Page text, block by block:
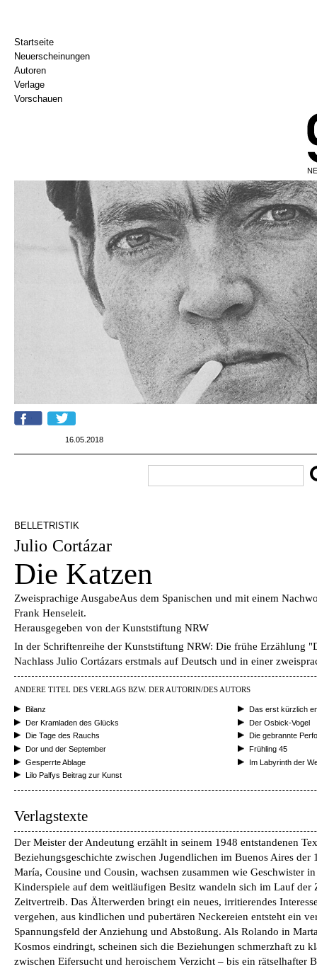
Startseite
Neuerscheinungen
Autoren
Verlage
Vorschauen
16.05.2018
BELLETRISTIK
Julio Cortázar
Die Katzen
Zweisprachige AusgabeAus dem Spanischen und mit einem
Frank Henseleit.
Herausgegeben von der Kunststiftung NRW
In der Schriftenreihe der Kunststiftung NRW: Die frühe Erzählung
Nachlass Julio Cortázars erstmals auf Deutsch und in einer
ANDERE TITEL DES VERLAGS BZW. DER AUTORIN/DES AUTORS
Bilanz
Das erst kürzlich
Der Kramladen des Glücks
Der Osbick-Vogel
Die Tage des Rauchs
Die gebrannte
Dor und der September
Frühling 45
Gesperrte Ablage
Im Labyrinth der
Lilo Palfys Beitrag zur Kunst
Verlagstexte
Der Meister der Andeutung erzählt in seinem 1948 entstandenen
Beziehungsgeschichte zwischen Jugendlichen im Buenos Aires der
María, Cousine und Cousin, wachsen zusammen wie Geschwister
Kinderspiele auf dem weitläufigen Besitz wandeln sich im Lauf der
Zeitvertreib. Das Älterwerden bringt ein neues, irritierendes
vergehen, aus kindlichen und pubertären Neckereien entsteht ein
Spannungsfeld der Anziehung und Abstoßung. Als Rolando in
Kosmos eindringt, scheinen sich die Beziehungen schmerzhaft zu
zwischen Eifersucht und heroischem Verzicht – bis ein rätselhafter